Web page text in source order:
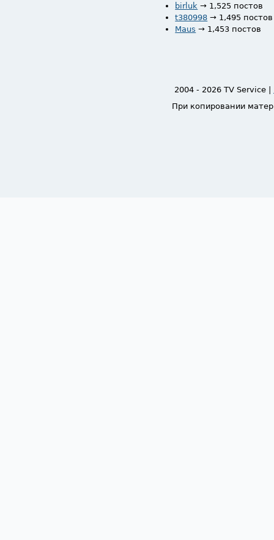
birluk → 1,525 постов
t380998 → 1,495 постов
Maus → 1,453 постов
2004 - 2026 TV Service |
При копировании